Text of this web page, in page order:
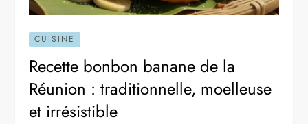
CUISINE
Recette bonbon banane de la
Réunion : traditionnelle, moelleuse
et irrésistible